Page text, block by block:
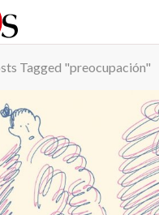
Tagged "preocupación"